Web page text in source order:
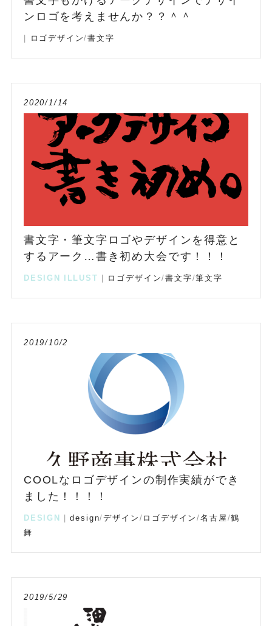
ンロゴを考えませんか？？＾＾
| ロゴデザイン/書文字
2020/1/14
書文字・筆文字ロゴやデザインを得意と
するアーク…書き初め大会です！！！
DESIGN ILLUST | ロゴデザイン/書文字/筆文字
2019/10/2
COOLなロゴデザインの制作実績ができ
ました！！！！
DESIGN |design/デザイン / ロゴデザイン/名古屋 /鶴
舞
2019/5/29